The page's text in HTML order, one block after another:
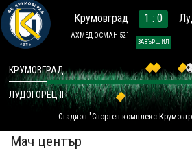
LUDOGORETS TV
НА ТЕРЕНА
СТАДИОН & БАЗИ
КЛУБ
ЗА ФЕНОВЕ
Крумовград
АХМЕД ОСМАН 52´
1 : 0
ЗАВЪРШИЛ
Стадион "Спортен комплекс
КРУМОВГРАД
ЛУДОГОРЕЦ II
Мач център